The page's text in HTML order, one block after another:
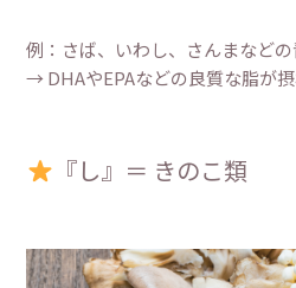
例：さば、いわし、さんまなど
→ DHAやEPAなどの良質な脂が
『し』＝ きのこ類